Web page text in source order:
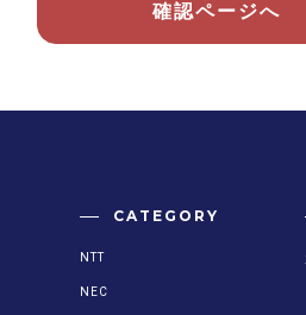
確認ページへ
CATEGORY
NTT
NEC